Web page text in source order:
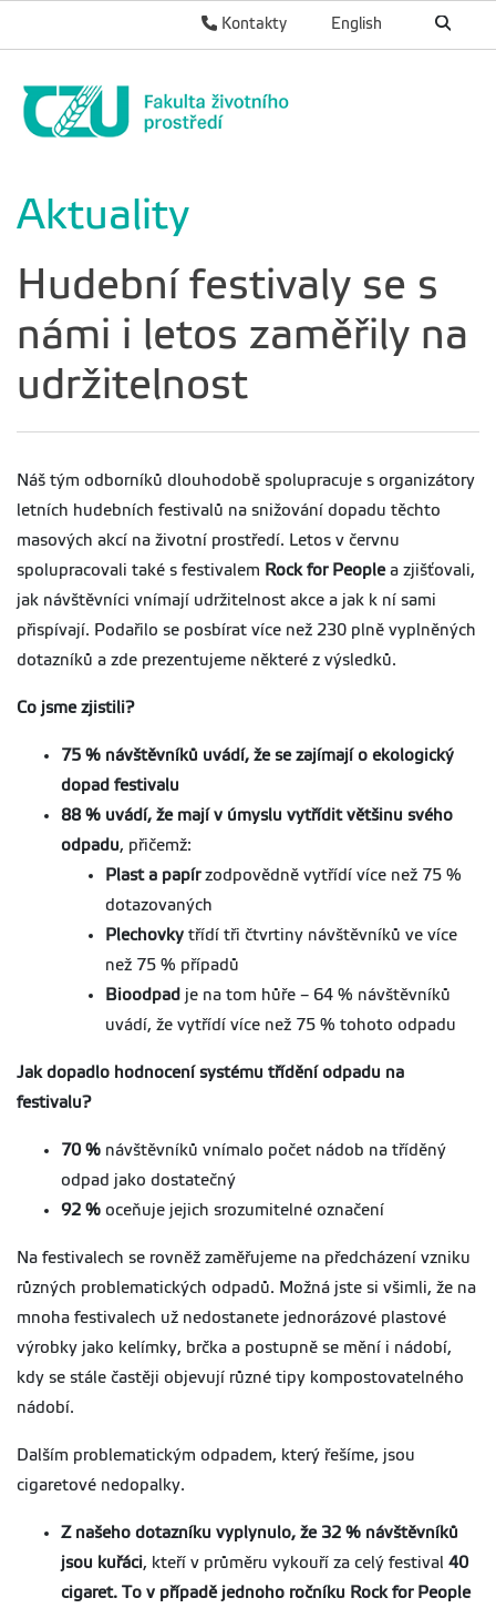
English
Kontakty
Aktuality
Hudební festivaly se s
námi i letos zaměřily na
udržitelnost
Náš tým odborníků dlouhodobě spolupracuje s organizátory
letních hudebních festivalů na snižování dopadu těchto
masových akcí na životní prostředí. Letos v červnu
spolupracovali také s festivalem Rock for Peoplea zjišťovali,
jak návštěvníci vnímají udržitelnost akce a jak k ní sami
přispívají. Podařilo se posbírat více než 230 plně vyplněných
dotazníků a zde prezentujeme některé z výsledků.
Co jsme zjistili?
75 % návštěvníků uvádí, že se zajímají o ekologický
dopad festivalu
88 % uvádí, že mají v úmyslu vytřídit většinu svého
odpadu, přičemž:
Plast a papírzodpovědně vytřídí více než 75 %
dotazovaných
Plechovky třídí tři čtvrtiny návštěvníků ve více
než 75 % případů
Bioodpad je na tom hůře – 64 % návštěvníků
uvádí, že vytřídí více než 75 % tohoto odpadu
Jak dopadlo hodnocení systému třídění odpadu na
festivalu?
70 % návštěvníků vnímalo počet nádob na tříděný
odpad jako dostatečný
92 % oceňuje jejich srozumitelné označení
Na festivalech se rovněž zaměřujeme na předcházení vzniku
různých problematických odpadů. Možná jste si všimli, že na
mnoha festivalech už nedostanete jednorázové plastové
výrobky jako kelímky, brčka a postupně se mění i nádobí,
kdy se stále častěji objevují různé tipy kompostovatelného
nádobí.
Dalším problematickým odpadem, který řešíme, jsou
cigaretové nedopalky.
Z našeho dotazníku vyplynulo, že 32 % návštěvníků
jsou kuřáci, kteří v průměru vykouří za celý festival 40
cigaret. To v případě jednoho ročníku Rock for People